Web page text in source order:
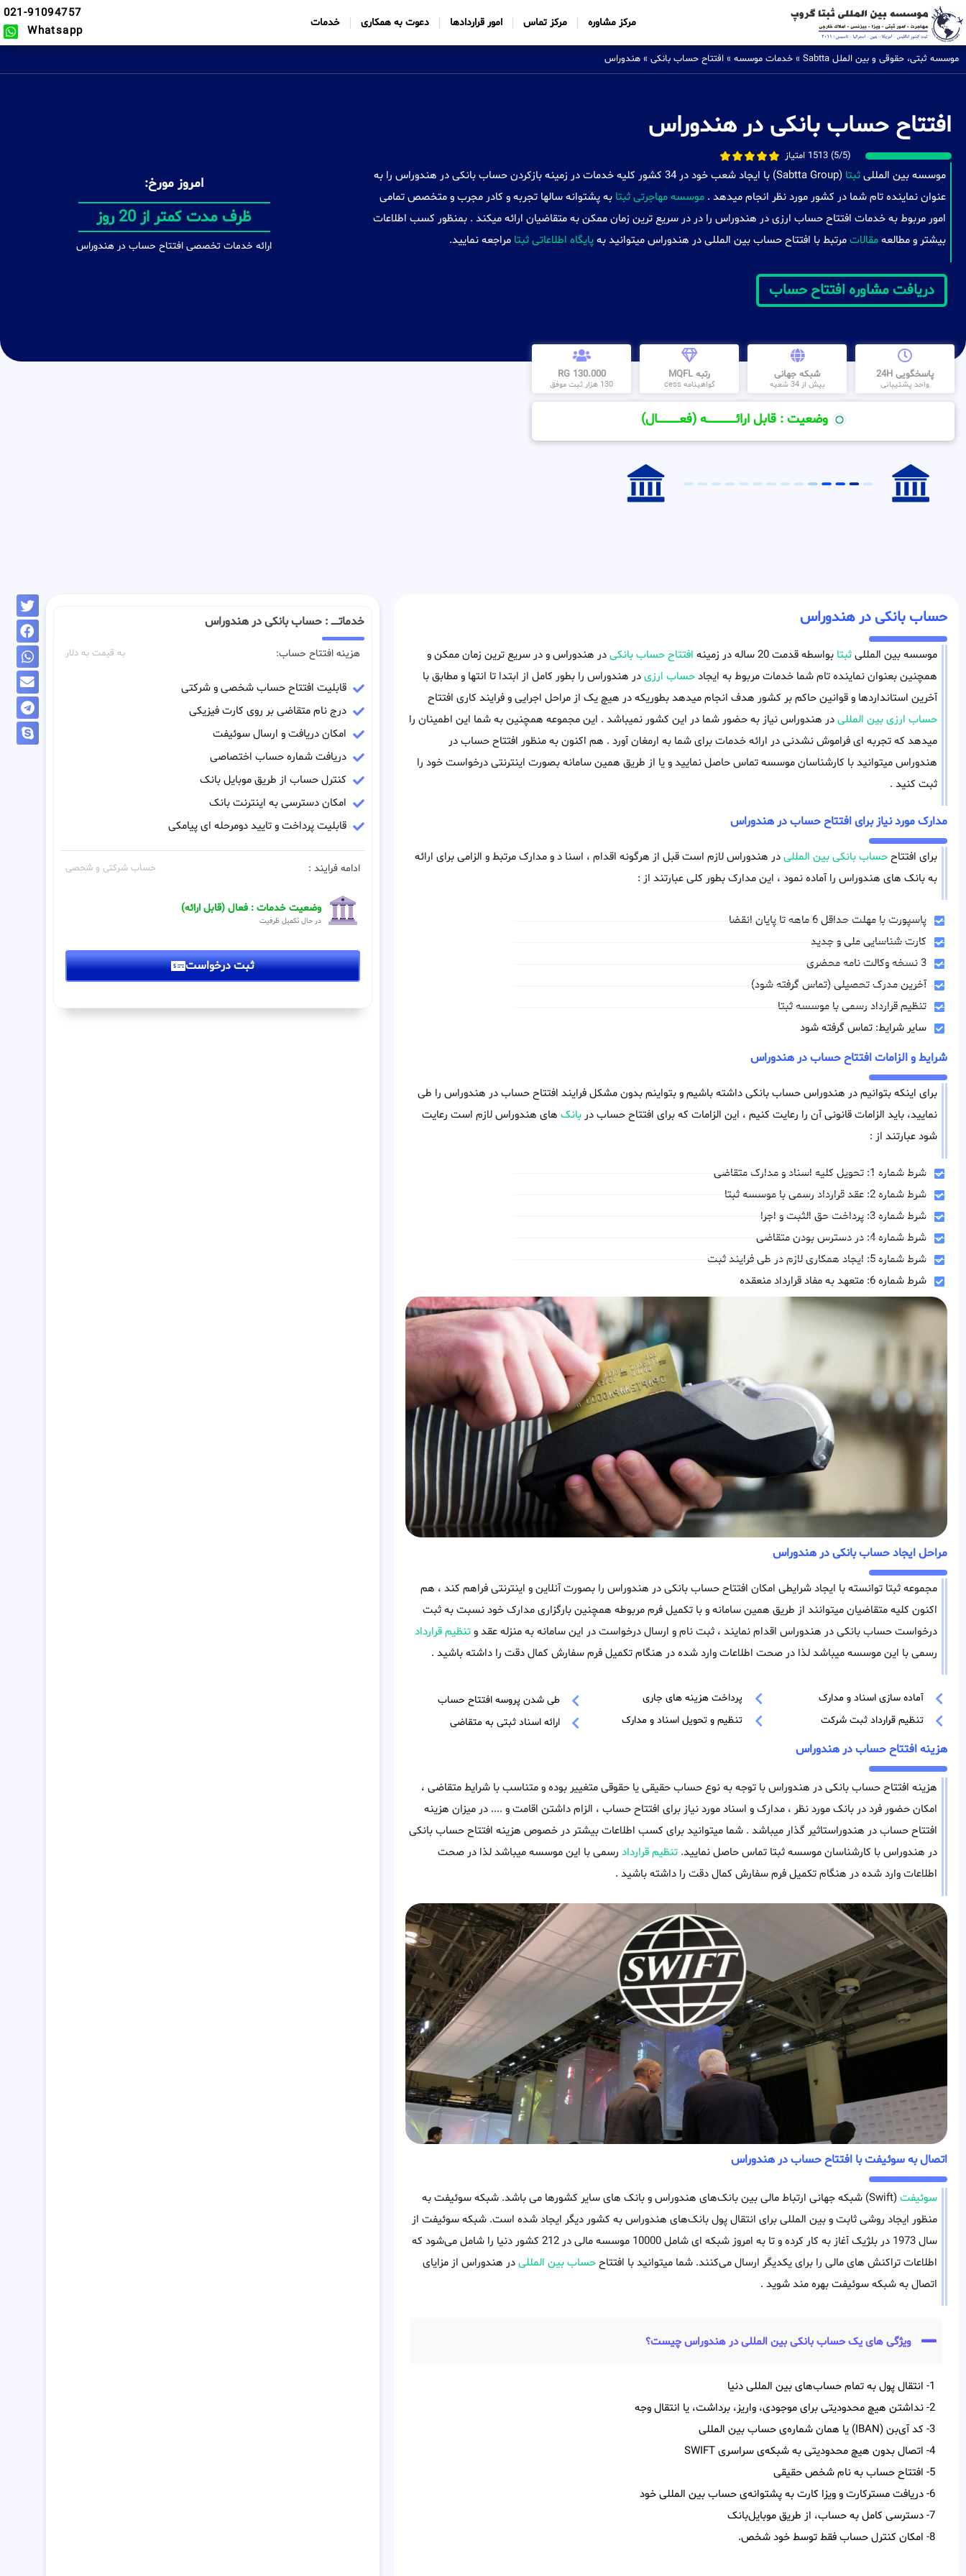
مرکز مشاوره مرکز تماس امور قراردادها دعوت به همکاری خدمات
021-91094757
Whatsapp
موسسه ثبتی، حقوقی و بین الملل Sabtta » خدمات موسسه » افتتاح حساب بانکی » هندوراس
افتتاح حساب بانکی در هندوراس
(5/5) 1513 امتیاز
موسسه بین المللیثبتا
(Sabtta Group) با ایجاد شعب خود در 34 کشور کلیه خدمات در زمینه بازکردن حساب بانکی در هندوراس را به
عنوان نماینده تام شما در کشور مورد نظر انجام میدهد . موسسه مهاجرتی ثبتا به پشتوانه سالها تجربه و کادر مجرب و متخصص تمامی
امور مربوط به خدمات افتتاح حساب ارزی در هندوراس را در در سریع ترین زمان ممکن به متقاضیان ارائه میکند . بمنظور کسب اطلاعات
بیشتر و مطالعهمقالاتمرتبط با افتتاح حساب بین المللی در هندوراس میتوانید بهپایگاه اطلاعاتی ثبتا مراجعه نمایید.
دریافت مشاوره افتتاح حساب
امروز مورخ:
بدون محدودیت
ارائه خدمات تخصصی افتتاح حساب در هندوراس
پاسخگویی 24H
واحد پشتیبانی
شبکه جهانی
بیش از 34 شعبه
رتبه MQFL
گواهینامه cess
130.000 RG
130 هزار ثبت موفق
وضعیت : قابل ارائــــــــــــــــــــه (فعـــــــــــــــال)
حساب بانکی در هندوراس
موسسه بین المللیثبتا بواسطه قدمت 20 ساله در زمینه افتتاح حساب بانکیدر هندوراس و در سریع ترین زمان ممکن و
همچنین بعنوان نماینده تام شما خدمات مربوط به ایجادحساب ارزیدر هندوراس را بطور کامل از ابتدا تا انتها و مطابق با
آخرین استانداردها و قوانین حاکم بر کشور هدف انجام میدهد بطوریکه در هیچ یک از مراحل اجرایی و فرایند کاری افتتاح
حساب ارزی بین المللیدر هندوراس نیاز به حضور شما در این کشور نمیباشد . این مجموعه همچنین به شما این اطمینان را
میدهد که تجربه ای فراموش نشدنی در ارائه خدمات برای شما به ارمغان آورد . هم اکنون به منظور افتتاح حساب در
هندوراس میتوانید با کارشناسان موسسه تماس حاصل نمایید و یا از طریق همین سامانه بصورت اینترنتی درخواست خود را
ثبت کنید .
مدارک مورد نیاز برای افتتاح حساب در هندوراس
برای افتتاححساب بانکی بین المللیدر هندوراس لازم است قبل از هرگونه اقدام ، اسنا د و مدارک مرتبط و الزامی برای ارائه
به بانک های هندوراس را آماده نمود ، این مدارک بطور کلی عبارتند از :
پاسپورت با مهلت حداقل 6 ماهه تا پایان انقضا
کارت شناسایی ملی و جدید
3 نسخه وکالت نامه محضری
آخرین مدرک تحصیلی (تماس گرفته شود)
تنظیم قرارداد رسمی با موسسه ثبتا
سایر شرایط: تماس گرفته شود
شرایط و الزامات افتتاح حساب در هندوراس
برای اینکه بتوانیم در هندوراس حساب بانکی داشته باشیم و بتواینم بدون مشکل فرایند افتتاح حساب در هندوراس را طی
نمایید، باید الزامات قانونی آن را رعایت کنیم ، این الزامات که برای افتتاح حساب دربانک های هندوراس لازم است رعایت
شود عبارتند از :
شرط شماره 1: تحویل کلیه اسناد و مدارک متقاضی
شرط شماره 2: عقد قرارداد رسمی با موسسه ثبتا
شرط شماره 3: پرداخت حق الثبت و اجرا
شرط شماره 4: در دسترس بودن متقاضی
شرط شماره 5: ایجاد همکاری لازم در طی فرایند ثبت
شرط شماره 6: متعهد به مفاد قرارداد منعقده
مراحل ایجاد حساب بانکی در هندوراس
مجموعه ثبتا توانسته با ایجاد شرایطی امکان افتتاح حساب بانکی در هندوراس را بصورت آنلاین و اینترنتی فراهم کند ، هم
اکنون کلیه متقاضیان میتوانند از طریق همین سامانه و با تکمیل فرم مربوطه همچنین بارگزاری مدارک خود نسبت به ثبت
درخواست حساب بانکی در هندوراس اقدام نمایند ، ثبت نام و ارسال درخواست در این سامانه به منزله عقد وتنظیم قرارداد
رسمی با این موسسه میباشد لذا در صحت اطلاعات وارد شده در هنگام تکمیل فرم سفارش کمال دقت را داشته باشید .
آماده سازی اسناد و مدارک
تنظیم قرارداد ثبت شرکت
پرداخت هزینه های جاری
تنظیم و تحویل اسناد و مدارک
طی شدن پروسه افتتاح حساب
ارائه اسناد ثبتی به متقاضی
هزینه افتتاح حساب در هندوراس
هزینه افتتاح حساب بانکی در هندوراس با توجه به نوع حساب حقیقی یا حقوقی متغییر بوده و متناسب با شرایط متقاضی ،
امکان حضور فرد در بانک مورد نظر ، مدارک و اسناد مورد نیاز برای افتتاح حساب ، الزام داشتن اقامت و .... در میزان هزینه
افتتاح حساب در هندوراستاثیر گذار میباشد . شما میتوانید برای کسب اطلاعات بیشتر در خصوص هزینه افتتاح حساب بانکی
در هندوراس با کارشناسان موسسه ثبتا تماس حاصل نمایید. تنظیم قرارداد رسمی با این موسسه میباشد لذا در صحت
اطلاعات وارد شده در هنگام تکمیل فرم سفارش کمال دقت را داشته باشید .
اتصال به سوئیفت با افتتاح حساب در هندوراس
سوئیفت
(Swift) شبکه جهانی ارتباط‌ مالی بین بانک‌های هندوراس و بانک های سایر کشورها می باشد. شبکه سوئیفت به
منظور ایجاد روشی ثابت و بین المللی برای انتقال پول بانک‌های هندوراس به کشور دیگر ایجاد شده است. شبکه سوئیفت از
سال 1973 در بلژیک آغاز به کار کرده و تا به امروز شبکه ای شامل 10000 موسسه مالی در 212 کشور دنیا را شامل می‌شود که
اطلاعات تراکنش های مالی را برای یکدیگر ارسال می‌کنند. شما میتوانید با افتتاححساب بین المللیدر هندوراس از مزایای
اتصال به شبکه سوئیفت بهره مند شوید .
ویژگی های یک حساب بانکی بین المللی در هندوراس چیست؟
1- انتقال پول به تمام حساب‌‌های بین‌‌ المللی دنیا
2- نداشتن هیچ محدودیتی برای موجودی، واریز، برداشت، یا انتقال وجه
3- کد آی‌‌بن (IBAN) یا همان شماره‌ی حساب بین‌ المللی
4- اتصال بدون هیچ محدودیتی به شبکه‌ی سراسری SWIFT
5- افتتاح حساب به نام شخص حقیقی
6- دریافت مسترکارت و ویزا کارت به پشتوانه‌ی حساب بین المللی خود
7- دسترسی کامل به حساب، از طریق موبایل‌بانک
8- امکان کنترل حساب فقط توسط خود شخص.
خدماتـــــ : حساب بانکی در هندوراس
هزینه افتتاح حساب: به قیمت به دلار
قابلیت افتتاح حساب شخصی و شرکتی
درج نام متقاضی بر روی کارت فیزیکی
امکان دریافت و ارسال سوئیفت
دریافت شماره حساب اختصاصی
کنترل حساب از طریق موبایل بانک
امکان دسترسی به اینترنت بانک
قابلیت پرداخت و تایید دومرحله ای پیامکی
ادامه فرایند : حساب شرکتی و شحصی
وضعیت خدمات : فعال (قابل ارائه)
در حال تکمیل ظرفیت
ثبت درخواست